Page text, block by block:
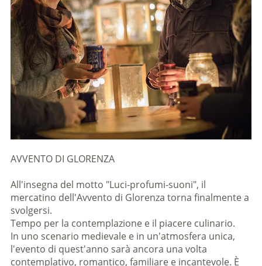
AVVENTO DI GLORENZA
All'insegna del motto "Luci-profumi-suoni", il
mercatino dell'Avvento di Glorenza torna finalmente a
svolgersi.
Tempo per la contemplazione e il piacere culinario.
In uno scenario medievale e in un'atmosfera unica,
l'evento di quest'anno sarà ancora una volta
contemplativo, romantico, familiare e incantevole. È